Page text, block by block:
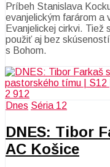
Príbeh Stanislava
evanjelickým farárom a
Evanjelickej cirkvi. Tiež
použiť aj bez
s Bohom.
2 912
Dnes Séria 12
DNES: Tibor
AC Košice